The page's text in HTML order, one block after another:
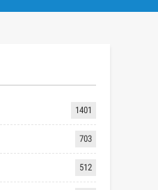
1401
703
512